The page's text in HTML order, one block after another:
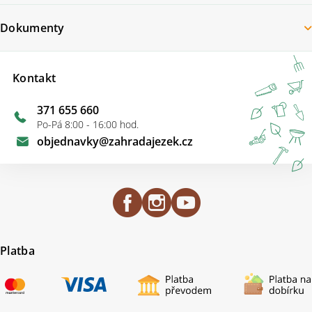
Kontakt
objednavky@zahradajezek.cz
371 655 660
Po-Pá 8:00 - 16:00 hod.
Dokumenty
Platba